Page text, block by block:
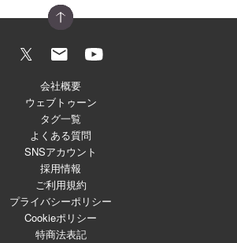
会社概要
ウェブトゥーン
タグ一覧
よくある質問
SNSアカウント
採用情報
ご利用規約
プライバシーポリシー
Cookieポリシー
特商法表記